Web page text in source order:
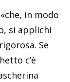
in modo
si applichi
Se
c’è